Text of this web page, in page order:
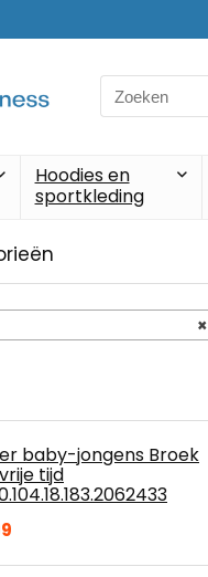
Search
for:
Hoodies en
sportkleding
×
baby-jongens Broek
tijd